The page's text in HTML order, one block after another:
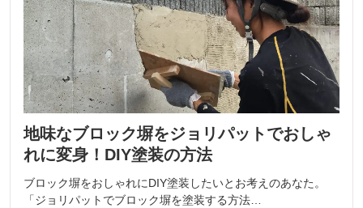
地味なブロック塀をジョリパットでおしゃ
れに変身！DIY塗装の方法
ブロック塀をおしゃれにDIY塗装したいとお考えのあなた。
「ジョリパットでブロック塀を塗装する方法…